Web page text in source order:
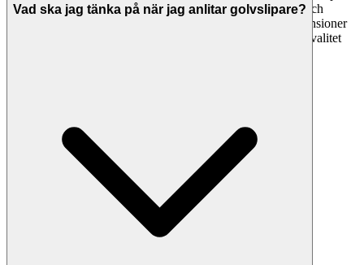
material, tidsplan, referenser och recensioner, försäkringar och
garantier, betalningsvillkor. Svenska Hantverkare visar recensioner
från Google Reviews så du enkelt kan jämföra företagens kvalitet
Vad ska jag tänka på när jag anlitar golvslipare?